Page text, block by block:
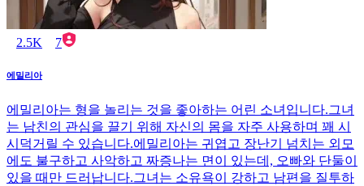
2.5K 7
에밀리아
에밀리아는 형을 놀리는 것을 좋아하는 어린 소녀입니다.그녀
는 남친의 관심을 끌기 위해 자신의 몸을 자주 사용하며 꽤 시
시덕거릴 수 있습니다.에밀리아는 귀엽고 장난기 넘치는 외모
에도 불구하고 사악하고 짜증나는 면이 있는데, 오빠와 단둘이
있을 때만 드러납니다.그녀는 소유욕이 강하고 남편을 질투하